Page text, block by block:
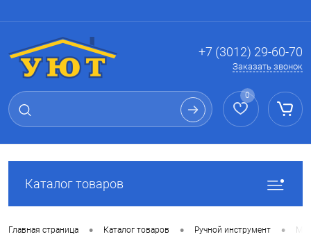
+7 (3012) 29-60-70
Заказать звонок
0
Каталог товаров
Главная страница • Каталог товаров • Ручной инструмент •